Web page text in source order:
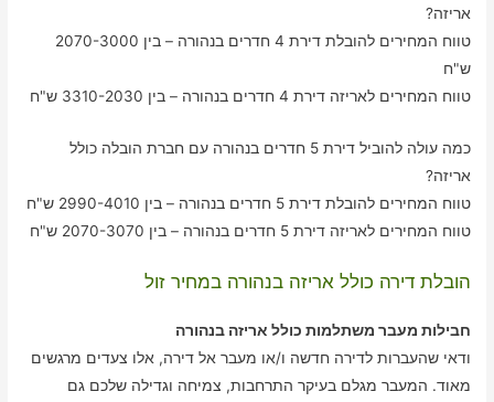
אריזה?
טווח המחירים להובלת דירת 4 חדרים בנהורה – בין 2070-3000
ש"ח
טווח המחירים לאריזה דירת 4 חדרים בנהורה – בין 3310-2030 ש"ח
כמה עולה להוביל דירת 5 חדרים בנהורה עם חברת הובלה כולל
אריזה?
טווח המחירים להובלת דירת 5 חדרים בנהורה – בין 2990-4010 ש"ח
טווח המחירים לאריזה דירת 5 חדרים בנהורה – בין 2070-3070 ש"ח
הובלת דירה כולל אריזה בנהורה במחיר זול
חבילות מעבר משתלמות כולל אריזה בנהורה
ודאי שהעברות לדירה חדשה ו/או מעבר אל דירה, אלו צעדים מרגשים
מאוד. המעבר מגלם בעיקר התרחבות, צמיחה וגדילה שלכם גם